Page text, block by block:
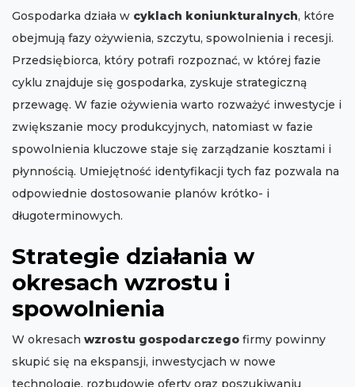
Gospodarka działa w cyklach koniunkturalnych, które
obejmują fazy ożywienia, szczytu, spowolnienia i recesji.
Przedsiębiorca, który potrafi rozpoznać, w której fazie
cyklu znajduje się gospodarka, zyskuje strategiczną
przewagę. W fazie ożywienia warto rozważyć inwestycje i
zwiększanie mocy produkcyjnych, natomiast w fazie
spowolnienia kluczowe staje się zarządzanie kosztami i
płynnością. Umiejętność identyfikacji tych faz pozwala na
odpowiednie dostosowanie planów krótko- i
długoterminowych.
Strategie działania w
okresach wzrostu i
spowolnienia
W okresach wzrostu gospodarczego firmy powinny
skupić się na ekspansji, inwestycjach w nowe
technologie, rozbudowie oferty oraz poszukiwaniu